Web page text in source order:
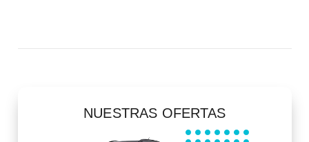
NUESTRAS OFERTAS